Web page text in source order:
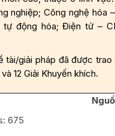
nghiệp; Công nghệ hóa
tự động hóa; Điện tử –
tài/giải pháp đã được trao
12 Giải Khuyến khích.
675